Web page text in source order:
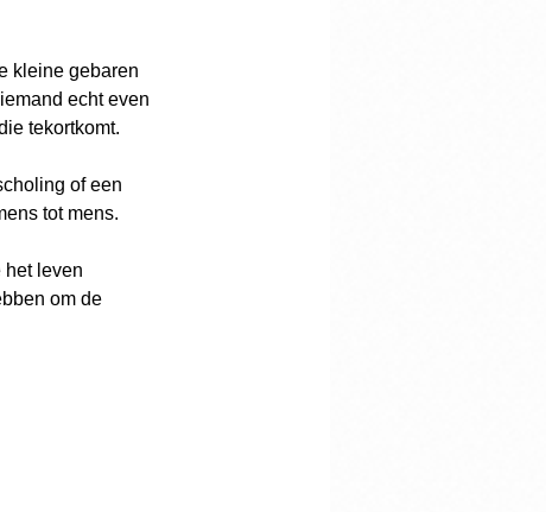
kleine gebaren
echt even
tekortkomt.
of een
tot mens.
het leven
om de